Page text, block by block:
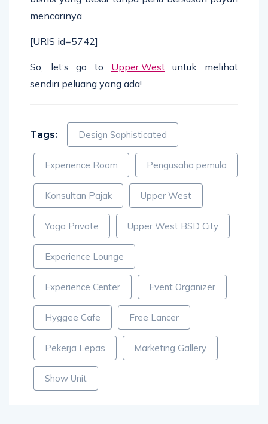
mencarinya.
[URIS id=5742]
So, let’s go to Upper Westuntuk melihat
sendiri peluang yang ada!
Tags: Design Sophisticated
Experience Room Pengusaha pemula
Konsultan Pajak Upper West
Yoga Private Upper West BSD City
Experience Lounge
Experience Center Event Organizer
Hyggee Cafe Free Lancer
Pekerja Lepas Marketing Gallery
Show Unit